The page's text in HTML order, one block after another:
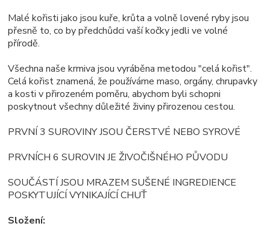
Malé kořisti jako jsou kuře, krůta a volně lovené ryby jsou
přesně to, co by předchůdci vaší kočky jedli ve volné
přírodě.
Všechna naše krmiva jsou vyráběna metodou "celá kořist".
Celá kořist znamená, že používáme maso, orgány, chrupavky
a kosti v přirozeném poměru, abychom byli schopni
poskytnout všechny důležité živiny přirozenou cestou.
PRVNÍ 3 SUROVINY JSOU ČERSTVÉ NEBO SYROVÉ
PRVNÍCH 6 SUROVIN JE ŽIVOČIŠNÉHO PŮVODU
SOUČÁSTÍ JSOU MRAZEM SUŠENÉ INGREDIENCE
POSKYTUJÍCÍ VYNIKAJÍCÍ CHUŤ
Složení: